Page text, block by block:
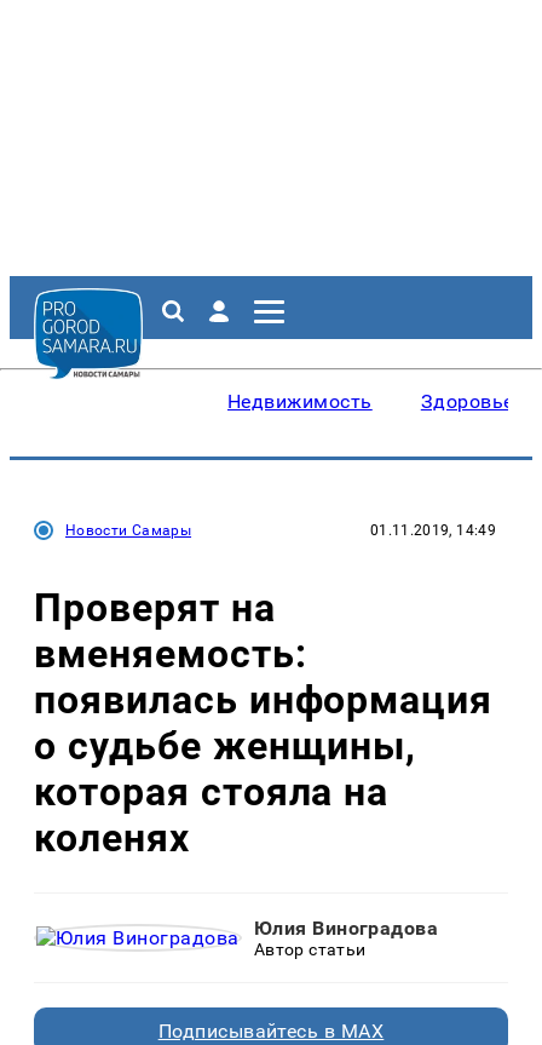
Недвижимость Здоровье
Новости Самары 01.11.2019, 14:49
Проверят на
вменяемость:
появилась информация
о судьбе женщины,
которая стояла на
коленях
Юлия Виноградова
Автор статьи
Подписывайтесь в MAX